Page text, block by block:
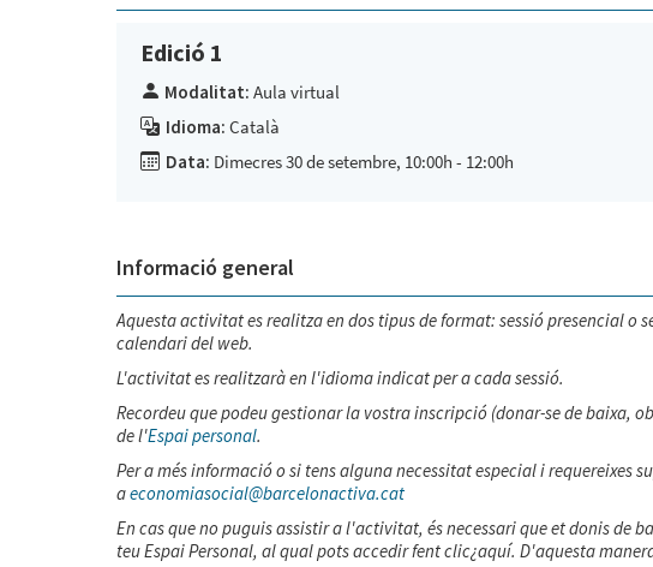
Edició 1
Modalitat: Aula virtual
Idioma: Català
Data: Dimecres 30 de setembre, 10:00h - 12:00h
Informació general
Aquesta activitat es realitza en dos tipus de format: sessió presencial o
calendari del web.
L'activitat es realitzarà en l'idioma indicat per a cada sessió.
Recordeu que podeu gestionar la vostra inscripció (donar-se de
de l'Espai personal.
Per a més informació o si tens alguna necessitat especial i requereixes
aeconomiasocial@barcelonactiva.cat
En cas que no puguis assistir a l'activitat, és necessari que et donis de
teu Espai Personal, al qual pots accedir fent clic¿aquí. D'aquesta